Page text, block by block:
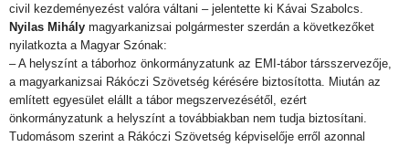
civil kezdeményezést valóra váltani – jelentette ki Kávai Szabolcs.
Nyilas Mihály magyarkanizsai polgármester szerdán a következőket
nyilatkozta a Magyar Szónak:
– A helyszínt a táborhoz önkormányzatunk az EMI-tábor társszervezője,
a magyarkanizsai Rákóczi Szövetség kérésére biztosította. Miután az
említett egyesület elállt a tábor megszervezésétől, ezért
önkormányzatunk a helyszínt a továbbiakban nem tudja biztosítani.
Tudomásom szerint a Rákóczi Szövetség képviselője erről azonnal